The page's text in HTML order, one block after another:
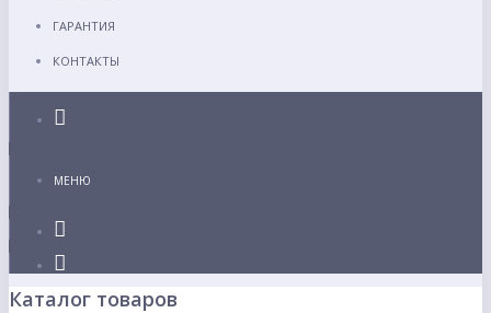
ГАРАНТИЯ
КОНТАКТЫ
МЕНЮ
Каталог товаров